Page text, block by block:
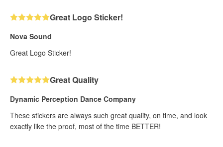
Great Logo Sticker!
Nova Sound
Great Logo Sticker!
Great Quality
Dynamic Perception Dance Company
These stickers are always such great quality, on time, and look
exactly like the proof, most of the time BETTER!